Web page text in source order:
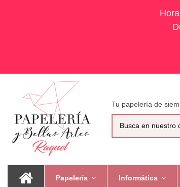
Tu papelería de
Papelería Informática